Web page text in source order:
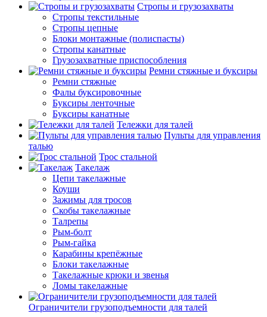
Стропы и грузозахваты
Стропы текстильные
Стропы цепные
Блоки монтажные (полиспасты)
Стропы канатные
Грузозахватные приспособления
Ремни стяжные и буксиры
Ремни стяжные
Фалы буксировочные
Буксиры ленточные
Буксиры канатные
Тележки для талей
Пульты для управления
талью
Трос стальной
Такелаж
Цепи такелажные
Коуши
Зажимы для тросов
Скобы такелажные
Талрепы
Рым-болт
Рым-гайка
Карабины крепёжные
Блоки такелажные
Такелажные крюки и звенья
Ломы такелажные
Ограничители грузоподъемности для талей